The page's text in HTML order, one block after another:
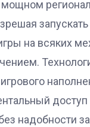
запускать
на всяких
надобности